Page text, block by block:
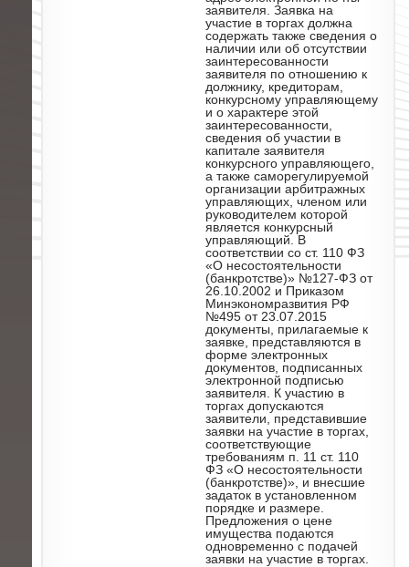
заявителя. Заявка на
участие в торгах должна
содержать также сведения о
наличии или об отсутствии
заинтересованности
заявителя по отношению к
должнику, кредиторам,
конкурсному управляющему
и о характере этой
заинтересованности,
сведения об участии в
капитале заявителя
конкурсного управляющего,
а также саморегулируемой
организации арбитражных
управляющих, членом или
руководителем которой
является конкурсный
управляющий. В
соответствии со ст. 110 ФЗ
«О несостоятельности
(банкротстве)» №127-ФЗ от
26.10.2002 и Приказом
Минэкономразвития РФ
№495 от 23.07.2015
документы, прилагаемые к
заявке, представляются в
форме электронных
документов, подписанных
электронной подписью
заявителя. К участию в
торгах допускаются
заявители, представившие
заявки на участие в торгах,
соответствующие
требованиям п. 11 ст. 110
ФЗ «О несостоятельности
(банкротстве)», и внесшие
задаток в установленном
порядке и размере.
Предложения о цене
имущества подаются
одновременно с подачей
заявки на участие в торгах.